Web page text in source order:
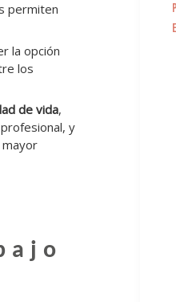
permiten
la opción
los
de vida,
y